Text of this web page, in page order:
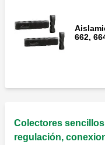
662,
Colectores
regulación,